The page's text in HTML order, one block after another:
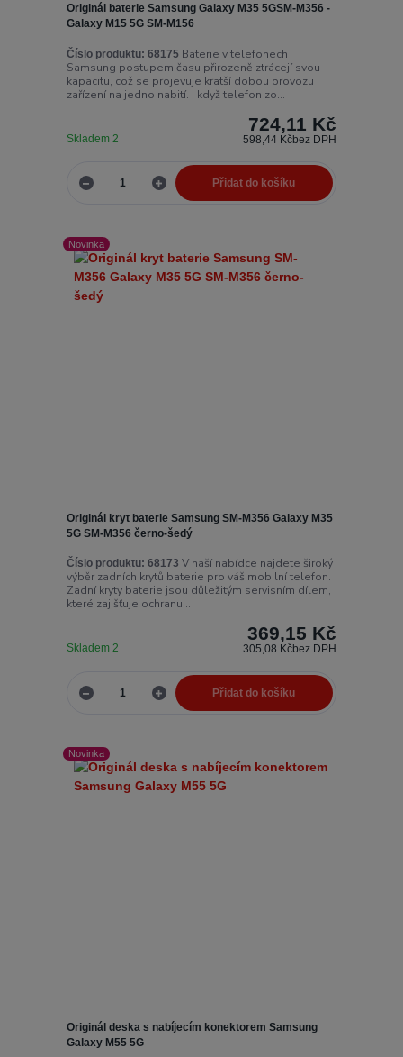
Originál baterie Samsung Galaxy M35 5GSM-M356 -
Galaxy M15 5G SM-M156
Číslo produktu: 68175 Baterie v telefonech
Samsung postupem času přirozeně ztrácejí svou
kapacitu, což se projevuje kratší dobou provozu
zařízení na jedno nabití. I když telefon zo...
724,11 Kč
598,44 Kčbez DPH
Skladem 2
Přidat do košíku
Novinka
Originál kryt baterie Samsung SM-M356 Galaxy M35
5G SM-M356 černo-šedý
Číslo produktu: 68173 V naší nabídce najdete široký
výběr zadních krytů baterie pro váš mobilní telefon.
Zadní kryty baterie jsou důležitým servisním dílem,
které zajišťuje ochranu...
369,15 Kč
305,08 Kčbez DPH
Skladem 2
Přidat do košíku
Novinka
Originál deska s nabíjecím konektorem Samsung
Galaxy M55 5G